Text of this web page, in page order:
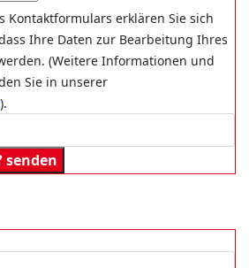
Kontaktformulars erklären Sie sich
Ihre Daten zur Bearbeitung Ihres
(Weitere Informationen und
Sie in unserer
).
senden